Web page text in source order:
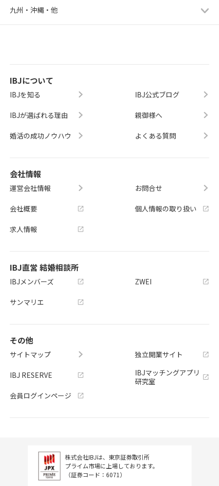
九州・沖縄・他
IBJについて
IBJを知る
IBJが選ばれる理由
婚活の成功ノウハウ
IBJ公式ブログ
親御様へ
よくある質問
会社情報
運営会社情報
会社概要
求人情報
お問合せ
個人情報の取り扱い
IBJ直営 結婚相談所
IBJメンバーズ
サンマリエ
ZWEI
その他
サイトマップ
IBJ RESERVE
会員ログインページ
独立開業サイト
IBJマッチングアプリ
研究室
株式会社IBJは、東京証券取引所
プライム市場に上場しております。
（証券コード：6071）